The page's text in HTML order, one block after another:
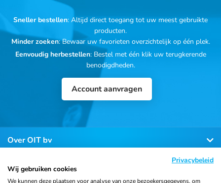
Sneller bestellen: Altijd direct toegang tot uw meest gebruikte
producten.
Minder zoeken: Bewaar uw favorieten overzichtelijk op één plek.
Eenvoudig herbestellen: Bestel met één klik uw terugkerende
benodigdheden.
Account aanvragen
Over OIT bv
Klantenservice
Privacybeleid
Wij gebruiken cookies
We kunnen deze plaatsen voor analyse van onze bezoekersgegevens, om